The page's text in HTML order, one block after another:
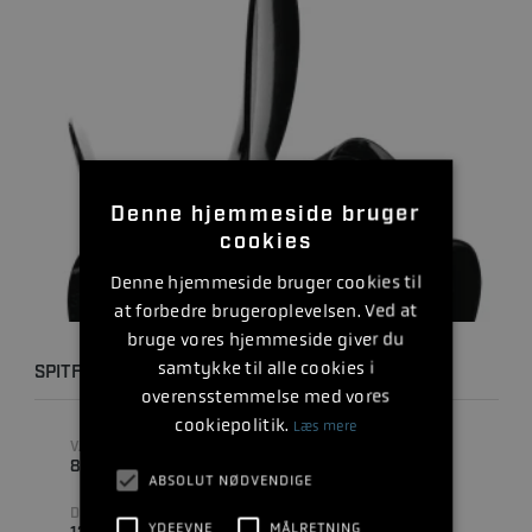
SPITFIRE 13.8 X 10 RH
VARENUMMER
8M8026555
DIAMETER
Denne hjemmeside bruger
cookies
Denne hjemmeside bruger cookies til
at forbedre brugeroplevelsen. Ved at
bruge vores hjemmeside giver du
samtykke til alle cookies i
overensstemmelse med vores
cookiepolitik. Læs mere
ABSOLUT NØDVENDIGE
YDEEVNE MÅLRETNING